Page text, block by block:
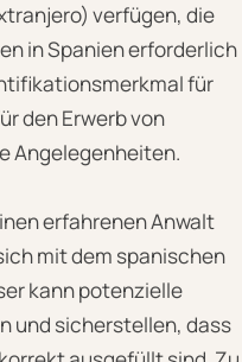
verfügen, die
in Spanien erforderlich
für
den Erwerb von
Angelegenheiten.
erfahrenen Anwalt
mit dem spanischen
kann potenzielle
und sicherstellen, dass